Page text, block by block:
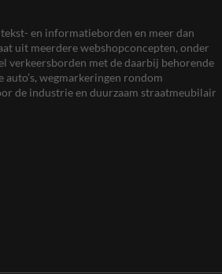
en informatieborden en meer dan
uit meerdere webshopconcepten, onder
verkeersborden met de daarbij behorende
wegmarkeringen rondom
de industrie en duurzaam straatmeubilair